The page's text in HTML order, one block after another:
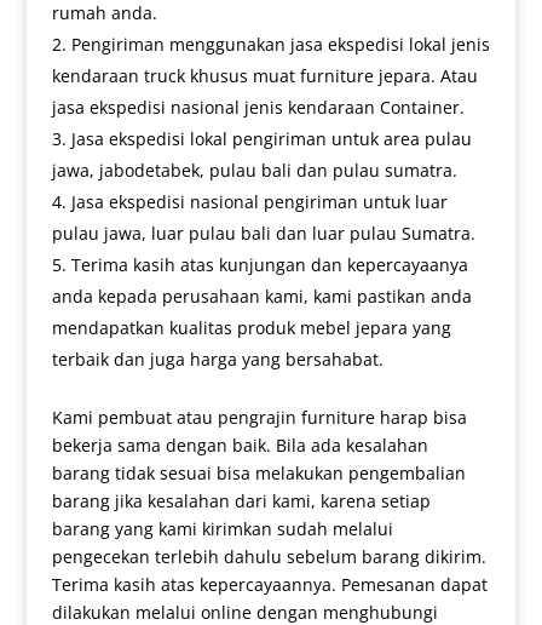
rumah anda.
Pengiriman menggunakan jasa ekspedisi lokal jenis
kendaraan truck khusus muat furniture jepara. Atau
jasa ekspedisi nasional jenis kendaraan Container.
Jasa ekspedisi lokal pengiriman untuk area pulau
jawa, jabodetabek, pulau bali dan pulau sumatra.
Jasa ekspedisi nasional pengiriman untuk luar
pulau jawa, luar pulau bali dan luar pulau Sumatra.
Terima kasih atas kunjungan dan kepercayaanya
anda kepada perusahaan kami, kami pastikan anda
mendapatkan kualitas produk mebel jepara yang
terbaik dan juga harga yang bersahabat.
Kami pembuat atau pengrajin furniture harap bisa
bekerja sama dengan baik. Bila ada kesalahan
barang tidak sesuai bisa melakukan pengembalian
barang jika kesalahan dari kami, karena setiap
barang yang kami kirimkan sudah melalui
pengecekan terlebih dahulu sebelum barang dikirim.
Terima kasih atas kepercayaannya. Pemesanan dapat
dilakukan melalui online dengan menghubungi